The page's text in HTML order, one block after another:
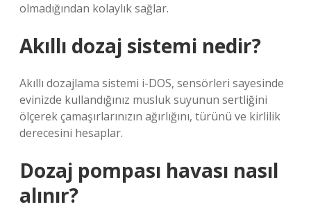
olmadığından kolaylık sağlar.
Akıllı dozaj sistemi nedir?
Akıllı dozajlama sistemi i-DOS, sensörleri sayesinde
evinizde kullandığınız musluk suyunun sertliğini
ölçerek çamaşırlarınızın ağırlığını, türünü ve kirlilik
derecesini hesaplar.
Dozaj pompası havası nasıl
alınır?